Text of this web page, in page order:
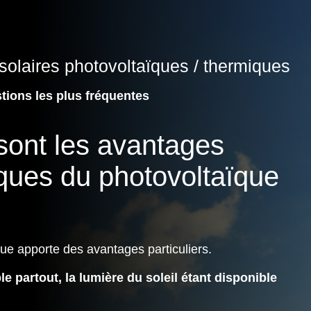
photovoltaïques / thermiques
les plus fréquentes
les avantages
du photovoltaïque
apporte des avantages particuliers.
partout, la lumière du soleil étant disponible